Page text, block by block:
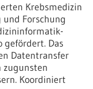
Krebsmedizin
Forschung
gefördert. Das
Datentransfer
zugunsten
Koordiniert